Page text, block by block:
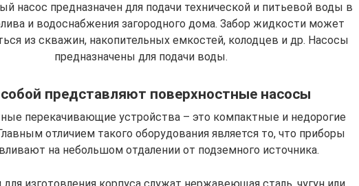
насос предназначен для подачи технической и питьевой воды в
и водоснабжения загородного дома. Забор жидкости может
из скважин, накопительных емкостей, колодцев и др. Насосы
предназначены для подачи воды.
представляют поверхностные насосы
перекачивающие устройства – это компактные и недорогие
отличием такого оборудования является то, что приборы
на небольшом отдалении от подземного источника.